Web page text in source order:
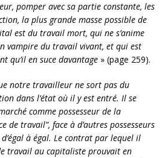
pomper avec sa partie constante, les
la plus grande masse possible de
est du travail mort, qui ne s’anime
vampire du travail vivant, et qui est
qu’il en suce davantage » (page 259).
notre travailleur ne sort pas du
dans l’état où il y est entré. Il se
comme possesseur de la
de travail”, face à d’autres possesseurs
à égal. Le contrat par lequel il
travail au capitaliste prouvait en